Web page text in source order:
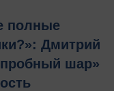
полные
Дмитрий
шар»